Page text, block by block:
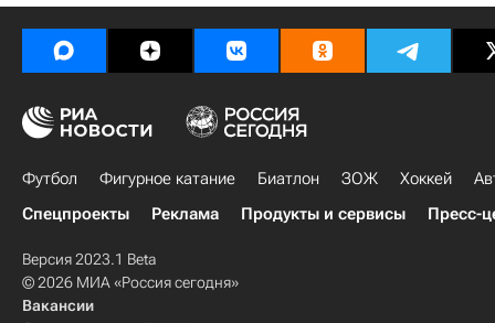
Футбол Фигурное катание Биатлон ЗОЖ Хоккей
Спецпроекты
Реклама Продукты и сервисы Пресс-
Версия 2023.1 Beta
© 2026 МИА «Россия сегодня»
Вакансии